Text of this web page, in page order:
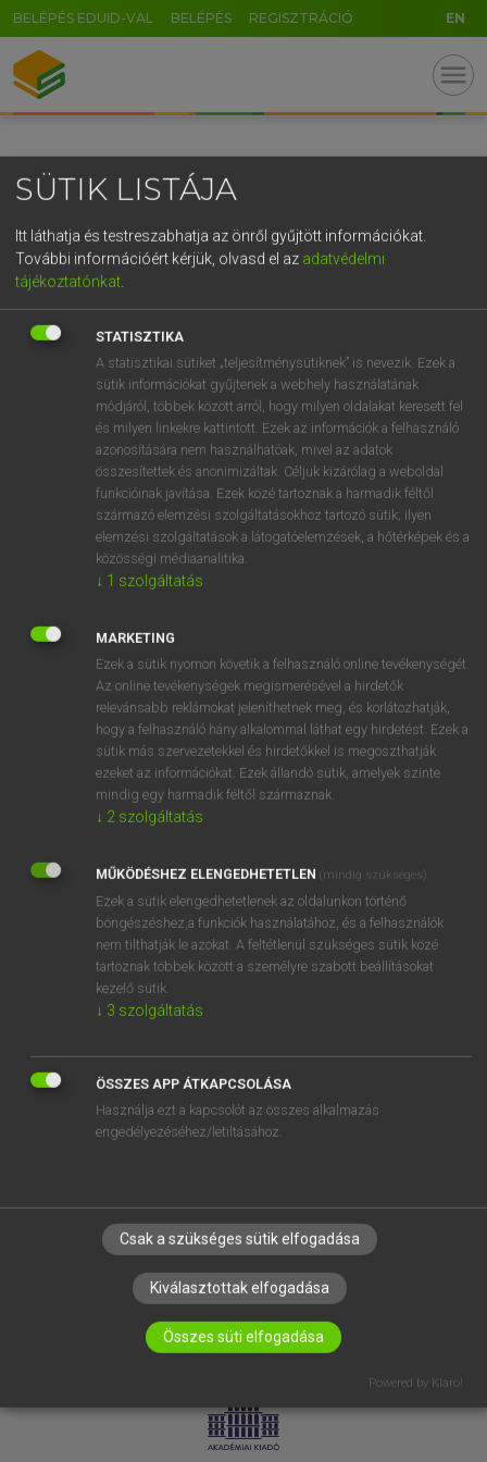
BELÉPÉS EDUID-VAL BELÉPÉS REGISZTRÁCIÓ EN
menu
OOOOPS!
SZOTAR.NET APPLIKÁCIÓ
MICROSOFT OFFICE BŐVÍTMÉNY
BEÉPÜLŐ SZÓTÁRMODUL
ONLINE NYELVVIZSGA
EGYÉNI FELHASZNÁLÓKNAK
TANULÓKNAK
OKTATÁSI INTÉZMÉNYEKNEK
VÁLLALATI MEGOLDÁSOK
RÓLUNK
ELÉRHETŐSÉG
SÜTI BEÁLLÍTÁSOK
LICENCSZERZŐDÉS ADATVÉDELEM
SÜTIK LISTÁJA
Itt láthatja és testreszabhatja az önről gyűjtött információkat.
További információért kérjük, olvasd el az adatvédelmi
tájékoztatónkat
STATISZTIKA
A statisztikai sütiket „teljesítménysütiknek” is nevezik. Ezek a
sütik információkat gyűjtenek a webhely használatának
módjáról, többek között arról, hogy milyen oldalakat keresett fel
és milyen linkekre kattintott. Ezek az információk a felhasználó
azonosítására nem használhatóak, mivel az adatok
összesítettek és anonimizáltak. Céljuk kizárólag a weboldal
funkcióinak javítása. Ezek közé tartoznak a harmadik féltől
származó elemzési szolgáltatásokhoz tartozó sütik; ilyen
elemzési szolgáltatások a látogatóelemzések, a hőtérképek és a
közösségi médiaanalitika.
↓ 1 szolgáltatás
MARKETING
Ezek a sütik nyomon követik a felhasználó online tevékenységét.
Az online tevékenységek megismerésével a hirdetők
relevánsabb reklámokat jeleníthetnek meg, és korlátozhatják,
hogy a felhasználó hány alkalommal láthat egy hirdetést. Ezek a
sütik más szervezetekkel és hirdetőkkel is megoszthatják
ezeket az információkat. Ezek állandó sütik, amelyek szinte
mindig egy harmadik féltől származnak.
↓ 2 szolgáltatás
MŰKÖDÉSHEZ ELENGEDHETETLEN (mindig szükséges)
Ezek a sütik elengedhetetlenek az oldalunkon történő
böngészéshez,a funkciók használatához, és a felhasználók
nem tilthatják le azokat. A feltétlenül szükséges sütik közé
tartoznak többek között a személyre szabott beállításokat
kezelő sütik.
↓ 3 szolgáltatás
ÖSSZES APP ÁTKAPCSOLÁSA
Használja ezt a kapcsolót az összes alkalmazás
engedélyezéséhez/letiltásához.
Csak a szükséges sütik elfogadása
Kiválasztottak elfogadása
Összes süti elfogadása
Powered by Klaro!
GR
5
g h k l
v b n m , . - AltGr